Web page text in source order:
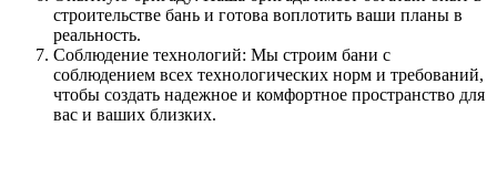
строительстве бань и готова воплотить ваши планы в
реальность.
Соблюдение технологий: Мы строим бани с
соблюдением всех технологических норм и требований,
чтобы создать надежное и комфортное пространство для
вас и ваших близких.